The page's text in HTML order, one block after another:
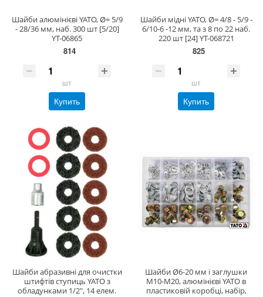
Шайби алюмінієві YATO, Ø= 5/9
- 28/36 мм, наб. 300 шт [5/20]
YT-06865
814
шт
Купить
Шайби мідні YATO, Ø= 4/8 - 5/9 -
6/10-6 -12 мм, та з 8 по 22 наб.
220 шт [24] YT-068721
825
шт
Купить
Шайби абразивні для очистки
штифтів ступиць YATO з
обладунками 1/2", 14 елем.
Шайби Ø6-20 мм і заглушки
М10-М20, алюмінієві YATO в
пластиковій коробці, набір,